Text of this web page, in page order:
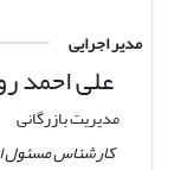
مدیر اجرایی
علی ‌احمد
مدیریت بازرگانی
کارشناس مسئول